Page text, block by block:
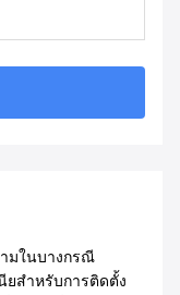
มในบางกรณี
ยสําหรับการติดตั้ง